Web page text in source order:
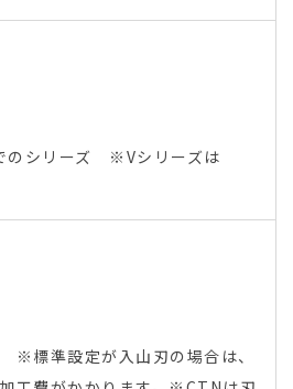
のシリーズ ※Vシリーズは
※標準設定が入山刃の場合は、